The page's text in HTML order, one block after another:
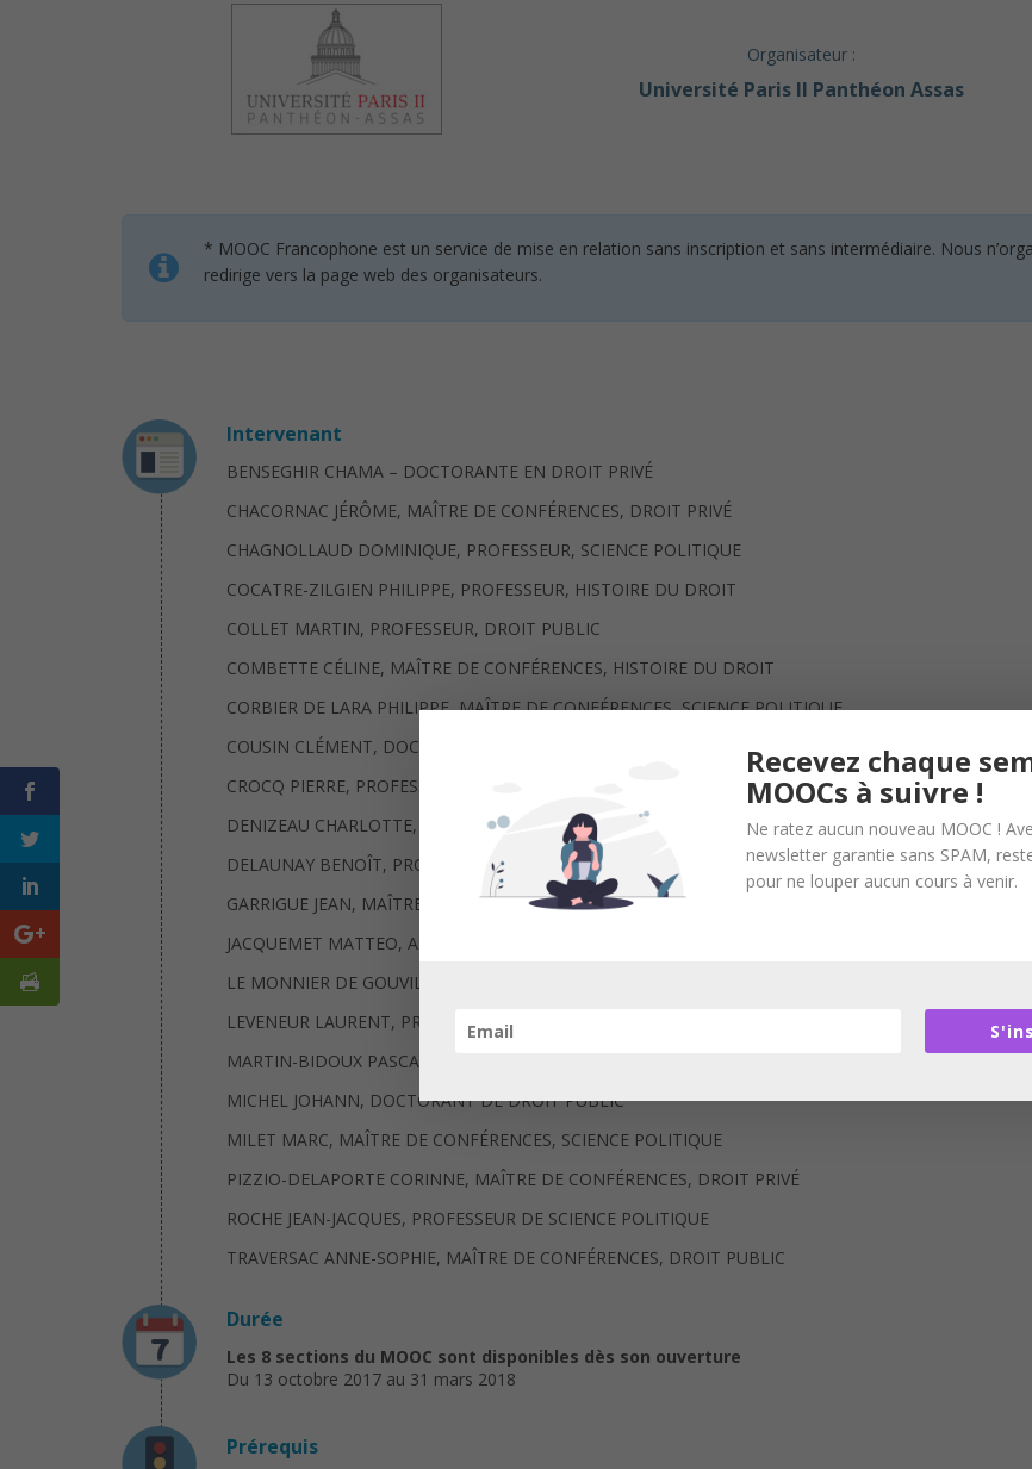
Organisateur :
Université Paris II Panthéon Assas
* MOOC Francophone est un service de mise en relation sans inscription et sans intermédiaire. Nous
redirige vers la page web des organisateurs.
Intervenant
BENSEGHIR CHAMA – DOCTORANTE EN DROIT PRIVÉ
CHACORNAC JÉRÔME, MAÎTRE DE CONFÉRENCES, DROIT PRIVÉ
CHAGNOLLAUD DOMINIQUE, PROFESSEUR, SCIENCE POLITIQUE
COCATRE-ZILGIEN PHILIPPE, PROFESSEUR, HISTOIRE DU DROIT
COLLET MARTIN, PROFESSEUR, DROIT PUBLIC
COMBETTE CÉLINE, MAÎTRE DE CONFÉRENCES, HISTOIRE DU DROIT
CORBIER DE LARA PHILIPPE, MAÎTRE DE CONFÉRENCES, SCIENCE POLITIQUE
COUSIN CLÉMENT, DOCTEUR EN DROIT
CROCQ PIERRE, PROFESSEUR DE DROIT PRIVÉ
DENIZEAU CHARLOTTE, MAÎTRE DE CONFÉRENCES, DROITPUBLIC
DELAUNAY BENOÎT, PROFESSEUR DE DROIT PUBLIC
GARRIGUE JEAN, MAÎTRE DE CONFÉRENCES, DROIT PRIVÉ
JACQUEMET MATTEO, ASSISTANT
LE MONNIER DE GOUVILLE PAULINE, MAÎTRE DE CONFÉRENCES, DROIT PRIVÉ
LEVENEUR LAURENT, PROFESSEUR DE DROIT PRIVÉ
MARTIN-BIDOUX PASCALE, MAÎTRE DE CONFÉRENCES, DROIT PUBLIC
MICHEL JOHANN, DOCTORANT DE DROIT PUBLIC
MILET MARC, MAÎTRE DE CONFÉRENCES, SCIENCE POLITIQUE
PIZZIO-DELAPORTE CORINNE, MAÎTRE DE CONFÉRENCES, DROIT PRIVÉ
ROCHE JEAN-JACQUES, PROFESSEUR DE SCIENCE POLITIQUE
TRAVERSAC ANNE-SOPHIE, MAÎTRE DE CONFÉRENCES, DROIT PUBLIC
Durée
Les 8 sections du MOOC sont disponibles dès son ouverture
Du 13 octobre 2017 au 31 mars 2018
Prérequis
Recevez chaque
MOOCs à suivre !
Ne ratez aucun nouveau MOOC !
newsletter garantie sans SPAM,
pour ne louper aucun cours à venir.